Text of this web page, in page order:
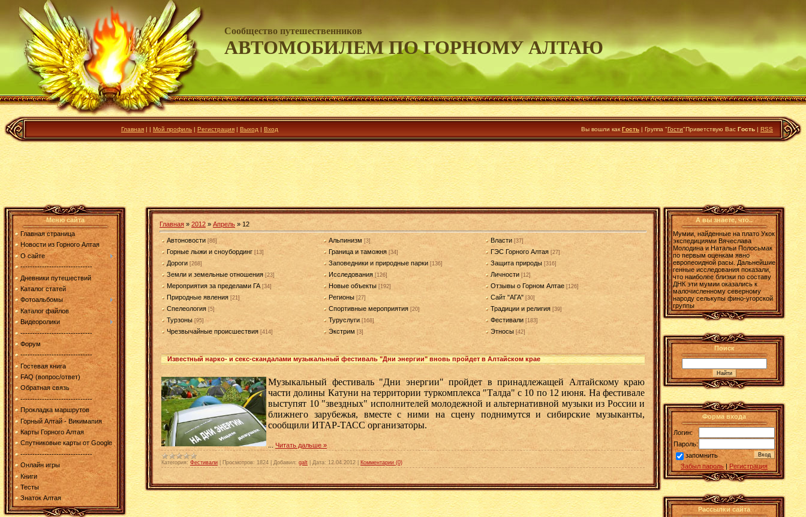
Сообщество путешественников
АВТОМОБИЛЕМ ПО ГОРНОМУ АЛТАЮ
Главная | | Мой профиль | Регистрация | Выход | Вход Вы вошли как Гость | Группа "Гости"Приветствую Вас Гость | RSS
Меню сайта
Главная страница
Новости из Горного Алтая
О сайте
------------------------------
Дневники путешествий
Каталог статей
Фотоальбомы
Каталог файлов
Видеоролики
------------------------------
Форум
------------------------------
Гостевая книга
FAQ (вопрос/ответ)
Обратная связь
------------------------------
Прокладка маршрутов
Горный Алтай - Викимапия
Карты Горного Алтая
Спутниковые карты от Google
------------------------------
Онлайн игры
Книги
Тесты
Знаток Алтая
Главная » 2012 » Апрель » 12
Автоновости [86] Альпинизм [3] Власти [37]
Горные лыжи и сноубординг [13] Граница и таможня [34] ГЭС Горного Алтая [27]
Дороги [268] Заповедники и природные парки [136] Защита природы [316]
Земли и земельные отношения [23] Исследования [126] Личности [12]
Мероприятия за пределами ГА [34] Новые объекты [192] Отзывы о Горном Алтае [126]
Природные явления [21] Регионы [27] Сайт "АГА" [30]
Спелеология [5] Спортивные мероприятия [20] Традиции и религия [39]
Турзоны [95] Туруслуги [168] Фестивали [183]
Чрезвычайные происшествия [414] Экстрим [3] Этносы [42]
Известный нарко- и секс-скандалами музыкальный фестиваль "Дни энергии" вновь пройдет в Алтайском крае
Музыкальный фестиваль "Дни энергии" пройдет в принадлежащей Алтайскому краю
части долины Катуни на территории туркомплекса "Талда" с 10 по 12 июня. На фестивале
выступят 10 "звездных" исполнителей молодежной и альтернативной музыки из России и
ближнего зарубежья, вместе с ними на сцену поднимутся и сибирские музыканты,
сообщили ИТАР-ТАСС организаторы.
Читать дальше »
Категория: Фестивали Просмотров: 1824 Добавил: galt Дата: 12.04.2012 Комментарии (0)
А вы знаете, что..
Мумии, найденные на плато Укок
экспедициями Вячеслава
Молодина и Натальи Полосьмак
по первым оценкам явно
европеоидной расы. Дальнейшие
генные исследования показали,
что наиболее близки по составу
ДНК эти мумии оказались к
малочисленному северному
народу селькупы фино-угорской
группы
Поиск
Форма входа
Логин:
Пароль:
запомнить
Забыл пароль | Регистрация
Рассылки сайта